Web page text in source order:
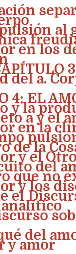
al
en los
3
del a.
4: EL
y la
a y el
en la
de la
y el Otro
del
que no
y los
el
del
y amor